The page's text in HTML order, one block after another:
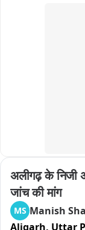
अलीगढ़ के निजी
जांच की मांग
MS Manish
Aligarh, Uttar